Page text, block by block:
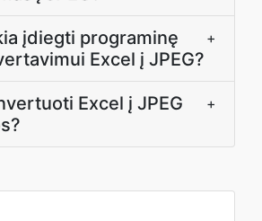
įdiegti programinę
Excel į JPEG?
+
Excel į JPEG
+